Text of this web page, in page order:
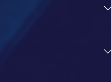
Detalhes de pagamento
navegador (browser). Não há